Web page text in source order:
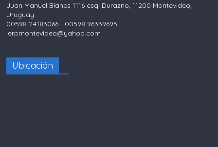
Juan Manuel Blanes 1116 esq. Durazno, 11200 Montevideo,
Uruguay
00598 24183066 - 00598 96339695
ierpmontevideo@yahoo.com
Ubicación